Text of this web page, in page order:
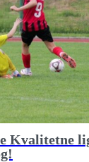
Kvalitetne